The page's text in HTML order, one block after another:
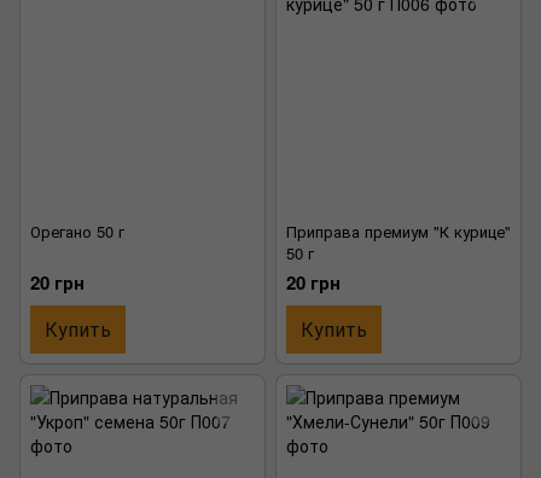
Орегано 50 г
20 грн
Купить
Приправа премиум "К курице"
50 г
20 грн
Купить